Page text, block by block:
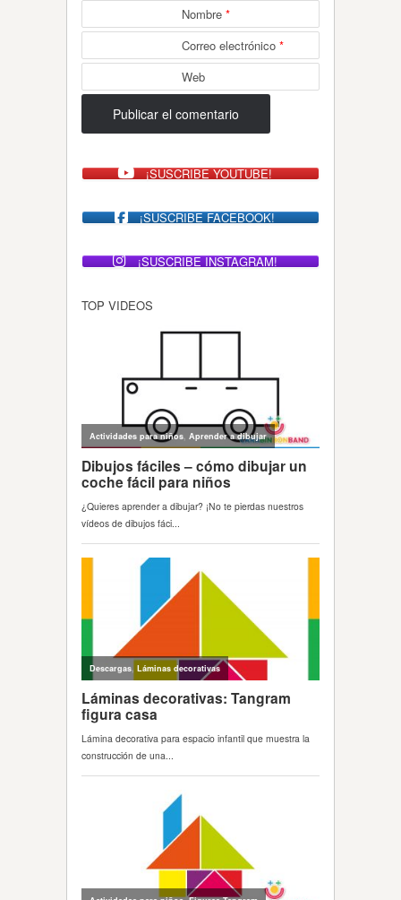
Nombre *
Correo electrónico *
Web
¡SUSCRIBE YOUTUBE!
¡SUSCRIBE FACEBOOK!
¡SUSCRIBE INSTAGRAM!
TOP VIDEOS